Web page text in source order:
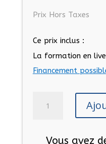
Prix Hors Taxes
Ce prix inclus :
La formation en
Financement
Vous avez